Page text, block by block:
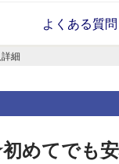
よくある質問
細
めてでも